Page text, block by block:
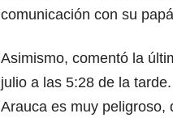
comunicación con su
Asimismo, comentó la
julio a las 5:28 de la
Arauca es muy peligroso,